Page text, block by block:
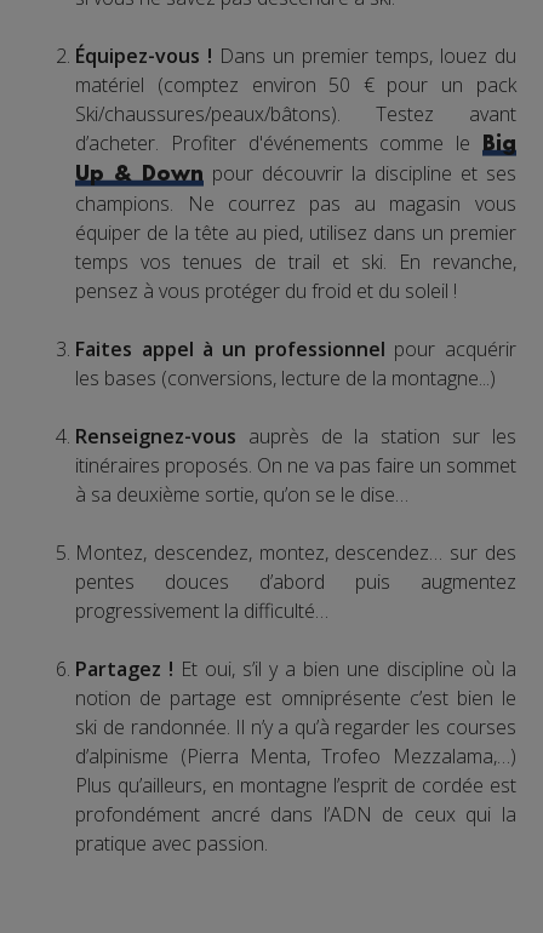
Équipez-vous ! Dans un premier temps, louez du
matériel (comptez environ 50 € pour un pack
Ski/chaussures/peaux/bâtons). Testez avant
d’acheter. Profiter d'événements comme le
Big
Up & Down pour découvrir la discipline et ses
champions. Ne courrez pas au magasin vous
équiper de la tête au pied, utilisez dans un premier
temps vos tenues de trail et ski. En revanche,
pensez à vous protéger du froid et du soleil !
Faites appel à un professionnel pour acquérir
les bases (conversions, lecture de la montagne...)
Renseignez-vous auprès de la station sur les
itinéraires proposés. On ne va pas faire un sommet
à sa deuxième sortie, qu’on se le dise…
Montez, descendez, montez, descendez… sur des
pentes douces d’abord puis augmentez
progressivement la difficulté…
Partagez ! Et oui, s’il y a bien une discipline où la
notion de partage est omniprésente c’est bien le
ski de randonnée. Il n’y a qu’à regarder les courses
d’alpinisme (Pierra Menta, Trofeo Mezzalama,…)
Plus qu’ailleurs, en montagne l’esprit de cordée est
profondément ancré dans l’ADN de ceux qui la
pratique avec passion.